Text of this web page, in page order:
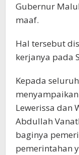
Gubernur
maaf.
Hal tersebut
kerjanya pada
Kepada
Lewerissa dan
Abdullah
baginya
pemerintahan